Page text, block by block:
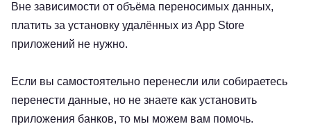
Вне зависимости от объёма переносимых данных,
платить за установку удалённых из App Store
приложений не нужно.
Если вы самостоятельно перенесли или собираетесь
перенести данные, но не знаете как установить
приложения банков, то мы можем вам помочь.